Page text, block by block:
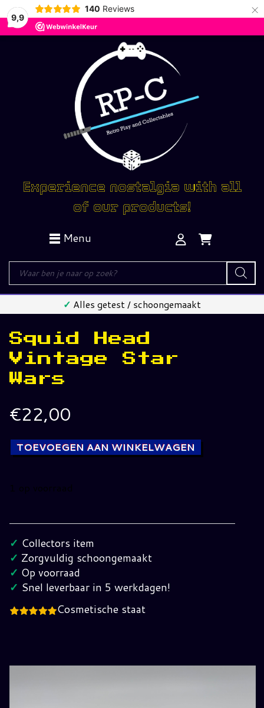
9,9
140 Reviews ×
Experience nostalgia with all
of our products!
Menu
Producten
zoeken
✓ Alles getest / schoongemaakt
Squid Head
Vintage Star
Wars
€22,00
TOEVOEGEN AAN WINKELWAGEN
1 op voorraad
Head
Vintage
Star
Wars
hoeveelheid
✓ Collectors item
✓ Zorgvuldig schoongemaakt
✓ Op voorraad
✓ Snel leverbaar in 5 werkdagen!
Cosmetische staat